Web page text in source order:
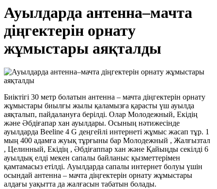
Ауылдарда антенна–мачта
діңгектерін орнату
жұмыстары аяқталды
Биіктігі 30 метр болатын антенна – мачта діңгектерін орнату
жұмыстары биылғы жылы қаламызға қарасты үш ауылда
аяқталып, пайдалануға берілді. Олар Молодежный, Екідің
және Әбдіғапар хан ауылдары. Осының нәтижесінде
ауылдарда Beeline 4 G деңгейлі интернеті жұмыс жасап тұр. 1
мың 400 адамға жуық тұрғыны бар Молодежный , Жалғызтал
, Целинный, Екідің , Әбдіғаппар хан және Қайыңды секілді 6
ауылдық елді мекен сапалы байланыс қызметтерімен
қамтамасыз етілді. Ауылдарда сапалы интернет болуы үшін
осындай антенна – мачта діңгектерін орнату жұмыстары
алдағы уақытта да жалғасын табатын болады.